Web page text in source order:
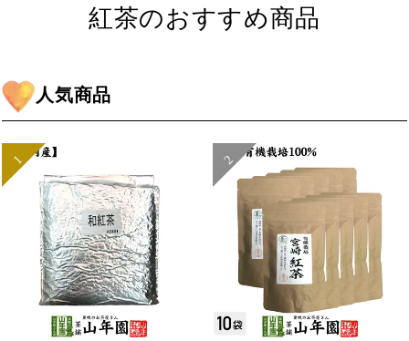
紅茶のおすすめ商品
人気商品